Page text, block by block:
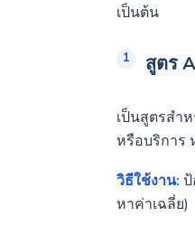
เป็นต้น
สูตร
เป็นสูตรสำ
หรือบริการ
วิธีใช้งาน:
หาค่าเฉลี่ย)